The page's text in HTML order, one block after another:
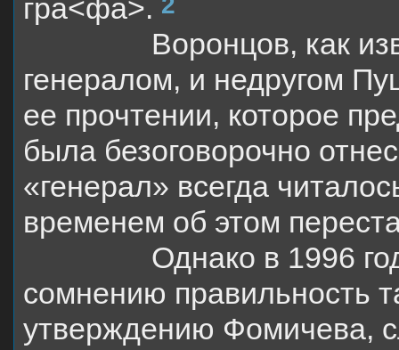
гра<фа>.
Воронцов, как
генералом, и недругом
ее прочтении, которое
была безоговорочно
«генерал» всегда
временем об этом
Однако в 1996
сомнению правильность
утверждению Фомичева,